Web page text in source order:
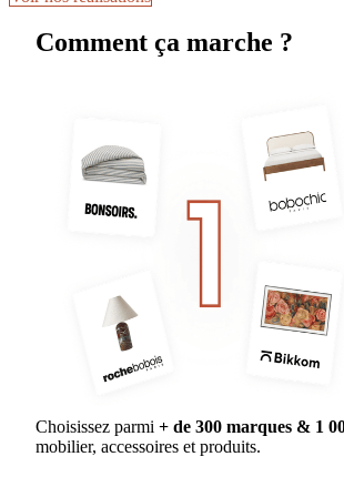
Comment ça marche ?
Choisissez parmi + de 300 marques & 1
mobilier, accessoires et produits.